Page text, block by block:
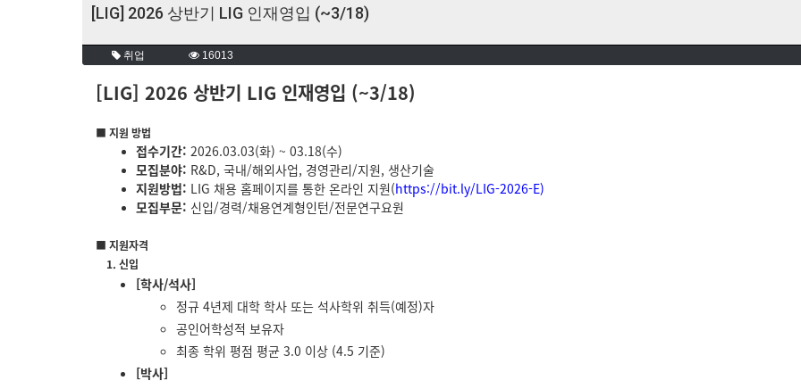
[LIG] 2026 상반기 LIG 인재영입 (~3/18)
취업 16013
[LIG] 2026 상반기 LIG 인재영입 (~3/18)
■ 지원 방법
접수기간: 2026.03.03(화) ~ 03.18(수)
모집분야: R&D, 국내/해외사업, 경영관리/지원, 생산기술
지원방법: LIG 채용 홈페이지를 통한 온라인 지원(https://bit.ly/LIG-2026-E)
모집부문: 신입/경력/채용연계형인턴/전문연구요원
■ 지원자격
1. 신입
[학사/석사]
정규 4년제 대학 학사 또는 석사학위 취득(예정)자
공인어학성적 보유자
최종 학위 평점 평균 3.0 이상 (4.5 기준)
[박사]